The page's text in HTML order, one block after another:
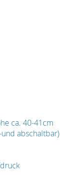
ca. 40-41cm
abschaltbar)